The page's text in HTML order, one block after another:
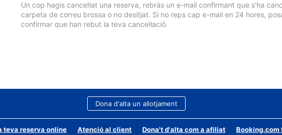
Un cop hagis cancel·lat una reserva, rebràs un e-mail confirmant que s’ha
carpeta de correu brossa o no desitjat. Si no reps cap e-mail en 24 hores,
confirmar que han rebut la teva cancel·lació.
Dona d'alta un allotjament
teva reserva online Atenció al client Dona't d'alta com a afiliat Booking.com